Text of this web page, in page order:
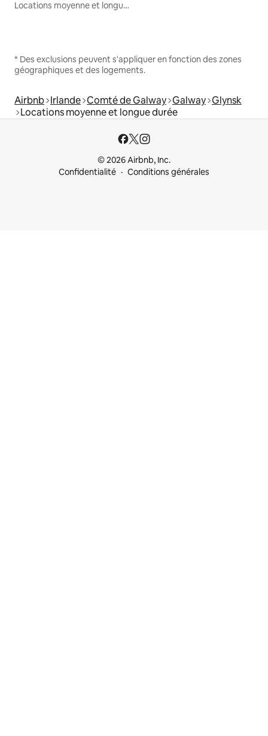
Locations moyenne et longue durée
* Des exclusions peuvent s'appliquer en fonction des zones
géographiques et des logements.
Airbnb Irlande Comté de Galway Galway Glynsk
Locations moyenne et longue durée
© 2026 Airbnb, Inc.
Confidentialité
Conditions générales